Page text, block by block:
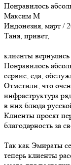
Понравилось
Максим М
Индонезия, март /
Таня, привет,
клиенты
Понравилось
сервис, еда,
Отметили, что
инфраструктура
в них блюда
Клиенты просят
благодарность за
Так как Эмираты
теперь клиенты